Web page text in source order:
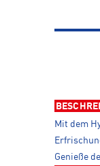
Mit dem
Genieße